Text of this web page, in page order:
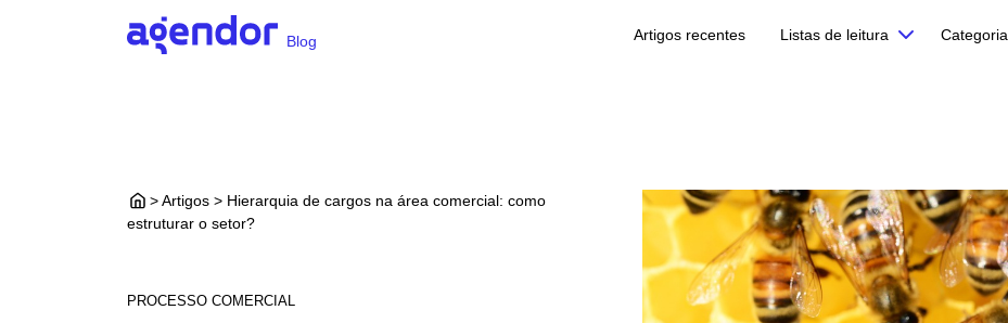
Blog Artigos recentes Listas de leitura
> Artigos > Hierarquia de cargos na área comercial: como
estruturar o setor?
PROCESSO COMERCIAL